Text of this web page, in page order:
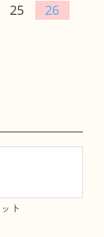
25
26
ト